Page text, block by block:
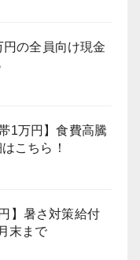
円の全員向け現金
1万円】食費高騰
こちら！
】暑さ対策給付
末まで